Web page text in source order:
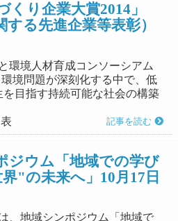
くり企業大賞2014」
する先進企業等表彰）
環境人材育成コンソーシアム
環境問題が深刻化する中で、低
目指す持続可能な社会の構築
記事を読む
ジウム「地域での学び
"の未来へ」10月17日
、地域シンポジウム「地域で